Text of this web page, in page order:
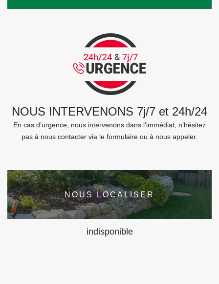
NOUS INTERVENONS 7j/7 et 24h/24
En cas d’urgence, nous intervenons dans l’immédiat, n’hésitez
pas à nous contacter via le formulaire ou à nous appeler.
NOUS LOCALISER
indisponible